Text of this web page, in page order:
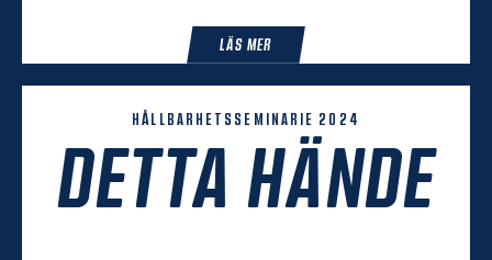
LÄS MER
HÅLLBARHETSSEMINARIE 2024
DETTA HÄNDE